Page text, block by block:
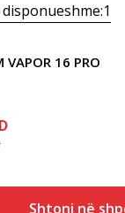
1
VAPOR 16 PRO
Shtoni në